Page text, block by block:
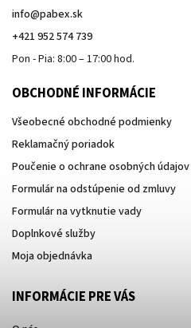
info@pabex.sk
+421 952 574 739
Pon - Pia: 8:00 – 17:00 hod.
OBCHODNÉ INFORMÁCIE
Všeobecné obchodné podmienky
Reklamačný poriadok
Poučenie o ochrane osobných
Formulár na odstúpenie od zmluvy
Formulár na vytknutie vady
Doplnkové služby
Moja objednávka
INFORMÁCIE PRE VÁS